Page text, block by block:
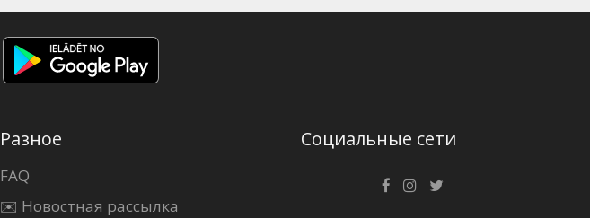
Разное
FAQ
✉️ Новостная рассылка
Социальные сети